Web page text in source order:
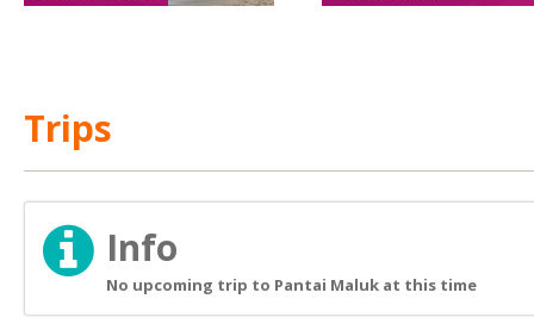
Trips
Info
No upcoming trip to Pantai Maluk at this time